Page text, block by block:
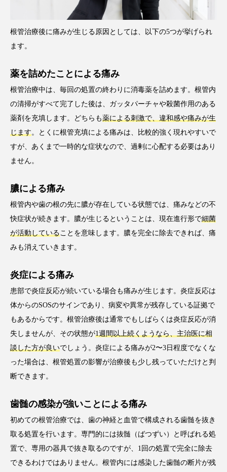
根管治療後に痛みが生じる原因としては、以下の5つが挙げられ
ます。
薬を詰めたことによる痛み
根管治療中は、毎回の処置の終わりに消毒薬を詰めます。根管内
の清掃がすべて完了した後は、ガッタパーチャや殺菌作用のある
薬剤を充填します。どちらも薬による刺激で、違和感や痛みが生
じます 。とくに根管充填による痛みは、比較的強く現れやすいで
すが、あくまで一時的な症状なので、過剰に心配する必要はあり
ません。
膿による痛み
根管内や歯の根の先に膿が存在している状態では、痛みなどの不
快症状が続きます。膿が生じるということは、現在進行形で細菌
が活動している ことを意味します。膿を完全に除去できれば、痛
みも消えていきます。
炎症による痛み
患部で炎症反応が続いている場合も痛みが生じます。炎症反応は
体からのSOSのサインであり、病変や異常が残存している証拠で
もあるからです。根管治療後は通常でもしばらくは炎症反応が消
失しませんが、その状態が1週間以上続くようなら、主治医に相
談した方が良いでしょう。炎症による痛みが2〜3日程度でなくな
った場合は、根管処置の影響が治療後も少し残っていただけと判
断できます。
歯髄の感染が強いことによる痛み
初めての根管治療では、歯の神経と血管で構成される歯髄を抜き
取る処置を行います。専門的には抜髄（ばつずい）と呼ばれる処
置で、専用の器具で抜き取るのですが、1回の処置で完全に除去
できるわけではありません。根管内には感染した歯髄の断片が残